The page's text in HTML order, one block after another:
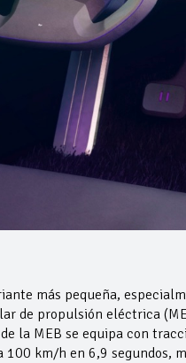
más pequeña,
de propulsión eléctrica
la MEB se equipa con
100 km/h en 6,9 segundos,